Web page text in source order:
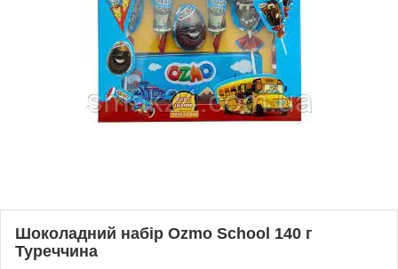
Шоколадний набір Ozmo School 140 г
Туреччина